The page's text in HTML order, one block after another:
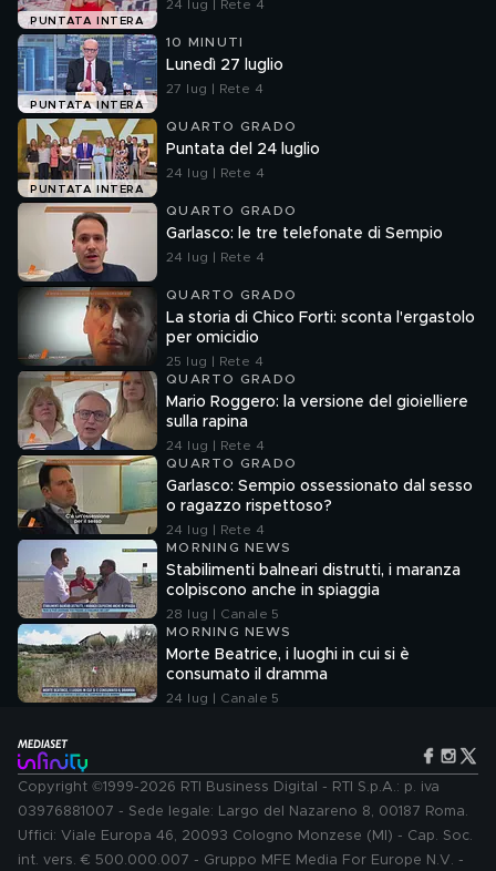
PUNTATA INTERA
24 lug | Rete 4
PUNTATA INTERA
10 MINUTI
Lunedì 27 luglio
27 lug | Rete 4
PUNTATA INTERA
QUARTO GRADO
Puntata del 24 luglio
24 lug | Rete 4
QUARTO GRADO
Garlasco: le tre telefonate di Sempio
24 lug | Rete 4
QUARTO GRADO
La storia di Chico Forti: sconta l'ergastolo
per omicidio
25 lug | Rete 4
QUARTO GRADO
Mario Roggero: la versione del gioielliere
sulla rapina
24 lug | Rete 4
QUARTO GRADO
Garlasco: Sempio ossessionato dal sesso
o ragazzo rispettoso?
24 lug | Rete 4
MORNING NEWS
Stabilimenti balneari distrutti, i maranza
colpiscono anche in spiaggia
28 lug | Canale 5
MORNING NEWS
Morte Beatrice, i luoghi in cui si è
consumato il dramma
24 lug | Canale 5
Copyright ©1999-2026 RTI Business Digital - RTI S.p.A.: p. iva
03976881007 - Sede legale: Largo del Nazareno 8, 00187 Roma.
Uffici: Viale Europa 46, 20093 Cologno Monzese (MI) - Cap. Soc.
int. vers. € 500.000.007 - Gruppo MFE Media For Europe N.V. -